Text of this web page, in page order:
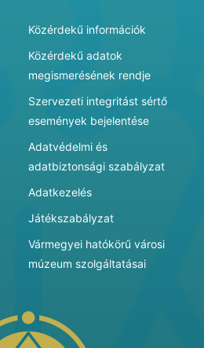
Közérdekű információk
Közérdekű adatok
megismerésének rendje
Szervezeti integritást sértő
események bejelentése
Adatvédelmi és
adatbiztonsági szabályzat
Adatkezelés
Játékszabályzat
Vármegyei hatókörű városi
múzeum szolgáltatásai